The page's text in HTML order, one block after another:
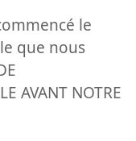
le
que nous
AVANT NOTRE